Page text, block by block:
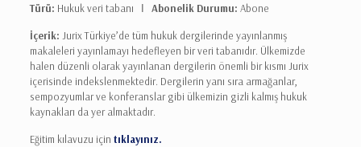
Türü: Hukuk veri tabanı Ι Abonelik Durumu: Abone
İçerik: Jurix Türkiye’de tüm hukuk dergilerinde yayınlanmış
makaleleri yayınlamayı hedefleyen bir veri tabanıdır. Ülkemizde
halen düzenli olarak yayınlanan dergilerin önemli bir kısmı Jurix
içerisinde indekslenmektedir. Dergilerin yanı sıra armağanlar,
sempozyumlar ve konferanslar gibi ülkemizin gizli kalmış hukuk
kaynakları da yer almaktadır.
Eğitim kılavuzu için tıklayınız.